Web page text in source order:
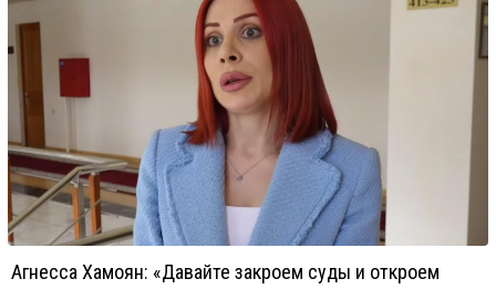
Агнесса Хамоян: «Давайте закроем суды и откроем